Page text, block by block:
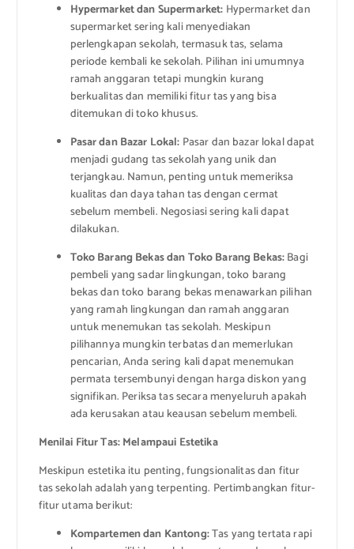
Hypermarket dan Supermarket: Hypermarket dan
supermarket sering kali menyediakan
perlengkapan sekolah, termasuk tas, selama
periode kembali ke sekolah. Pilihan ini umumnya
ramah anggaran tetapi mungkin kurang
berkualitas dan memiliki fitur tas yang bisa
ditemukan di toko khusus.
Pasar dan Bazar Lokal: Pasar dan bazar lokal dapat
menjadi gudang tas sekolah yang unik dan
terjangkau. Namun, penting untuk memeriksa
kualitas dan daya tahan tas dengan cermat
sebelum membeli. Negosiasi sering kali dapat
dilakukan.
Toko Barang Bekas dan Toko Barang Bekas:Bagi
pembeli yang sadar lingkungan, toko barang
bekas dan toko barang bekas menawarkan pilihan
yang ramah lingkungan dan ramah anggaran
untuk menemukan tas sekolah. Meskipun
pilihannya mungkin terbatas dan memerlukan
pencarian, Anda sering kali dapat menemukan
permata tersembunyi dengan harga diskon yang
signifikan. Periksa tas secara menyeluruh apakah
ada kerusakan atau keausan sebelum membeli.
Menilai Fitur Tas: Melampaui Estetika
Meskipun estetika itu penting, fungsionalitas dan fitur
tas sekolah adalah yang terpenting. Pertimbangkan fitur-
fitur utama berikut:
Kompartemen dan Kantong:Tas yang tertata rapi